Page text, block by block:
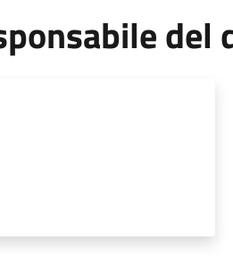
del